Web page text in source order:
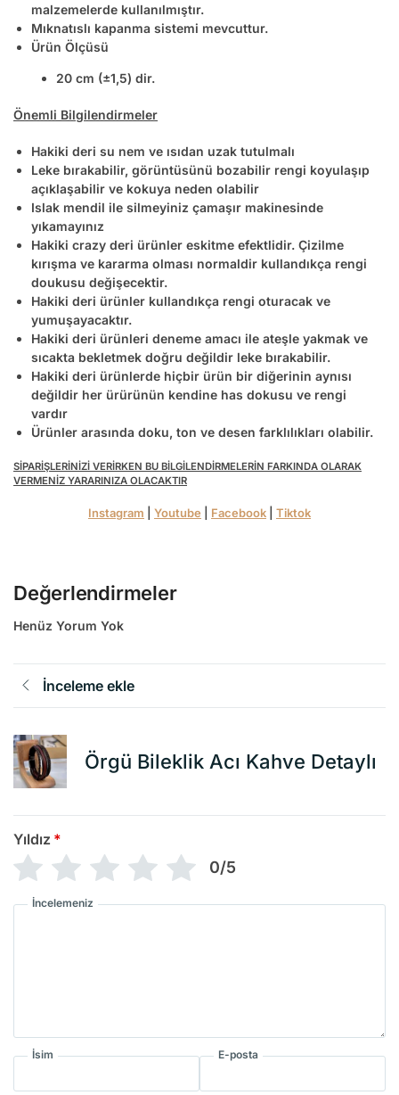
malzemelerde kullanılmıştır.
Mıknatıslı kapanma sistemi mevcuttur.
Ürün Ölçüsü
20 cm (±1,5) dir.
Önemli Bilgilendirmeler
Hakiki deri su nem ve ısıdan uzak tutulmalı
Leke bırakabilir, görüntüsünü bozabilir rengi koyulaşıp
açıklaşabilir ve kokuya neden olabilir
Islak mendil ile silmeyiniz çamaşır makinesinde
yıkamayınız
Hakiki crazy deri ürünler eskitme efektlidir. Çizilme
kırışma ve kararma olması normaldir kullandıkça rengi
doukusu değişecektir.
Hakiki deri ürünler kullandıkça rengi oturacak ve
yumuşayacaktır.
Hakiki deri ürünleri deneme amacı ile ateşle yakmak ve
sıcakta bekletmek doğru değildir leke bırakabilir.
Hakiki deri ürünlerde hiçbir ürün bir diğerinin aynısı
değildir her ürürünün kendine has dokusu ve rengi
vardır
Ürünler arasında doku, ton ve desen farklılıkları olabilir.
SİPARİŞLERİNİZİ VERİRKEN BU BİLGİLENDİRMELERİN FARKINDA OLARAK
VERMENİZ YARARINIZA OLACAKTIR
Instagram Youtube Facebook Tiktok
Değerlendirmeler
Henüz Yorum Yok
İnceleme ekle
Örgü Bileklik Acı Kahve Detaylı
Yıldız *
0/5
İncelemeniz
İsim E-posta